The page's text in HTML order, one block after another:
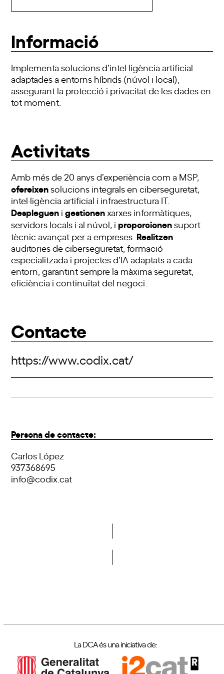
Informació
Implementa solucions d’intel·ligència artificial
adaptades a entorns híbrids (núvol i local),
assegurant la protecció i privacitat de les dades en
tot moment.
Activitats
Amb més de 20 anys d’experiència com a MSP,
ofereixensolucions integrals en ciberseguretat,
intel·ligència artificial i infraestructura IT.
Despleguen igestionenxarxes informàtiques,
servidors locals i al núvol, iproporcionensuport
tècnic avançat per a empreses. Realitzen
auditories de ciberseguretat, formació
especialitzada i projectes d’IA adaptats a cada
entorn, garantint sempre la màxima seguretat,
eficiència i continuïtat del negoci.
Contacte
https://www.codix.cat/
Persona de contacte:
Carlos López
937368695
info@codix.cat
La DCA és una iniciativa de: